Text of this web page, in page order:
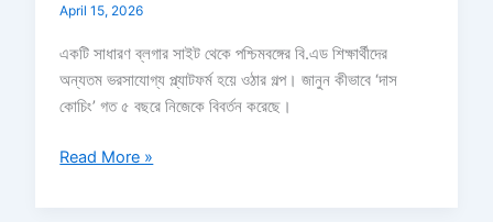
April 15, 2026
একটি সাধারণ ব্লগার সাইট থেকে পশ্চিমবঙ্গের বি.এড শিক্ষার্থীদের
অন্যতম ভরসাযোগ্য প্ল্যাটফর্ম হয়ে ওঠার গল্প। জানুন কীভাবে ‘দাস
কোচিং’ গত ৫ বছরে নিজেকে বিবর্তন করেছে।
Read More »